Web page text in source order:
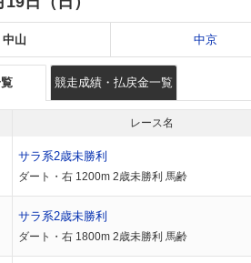
中山 中京
競走成績・払戻金一覧
レース名
サラ系2歳未勝利
ダート・右 1200m 2歳未勝利 馬齢
サラ系2歳未勝利
ダート・右 1800m 2歳未勝利 馬齢